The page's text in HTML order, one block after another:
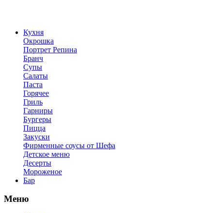
Кухня
Окрошка
Портрет Репина
Бранч
Супы
Салаты
Паста
Горячее
Гриль
Гарниры
Бургеры
Пицца
Закуски
Фирменные соусы от Шефа
Детское меню
Десерты
Мороженое
Бар
Меню